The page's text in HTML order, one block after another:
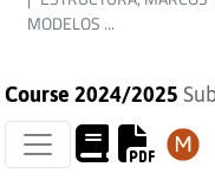
MODELOS ...
Course 2024/2025